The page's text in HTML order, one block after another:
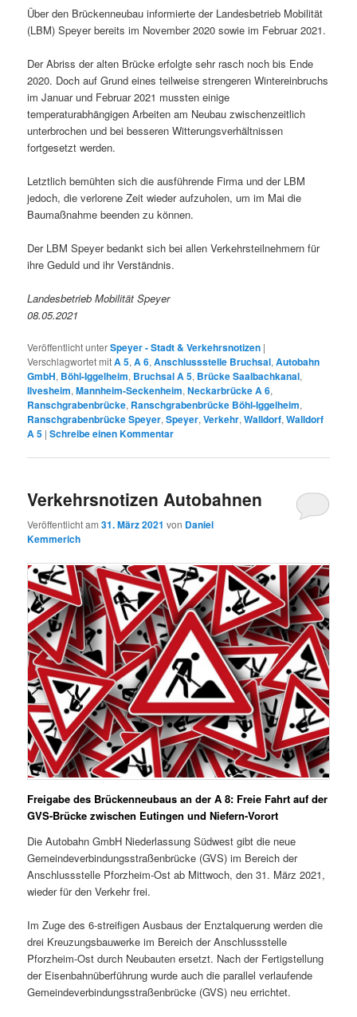
Über den Brückenneubau informierte der Landesbetrieb Mobilität
(LBM) Speyer bereits im November 2020 sowie im Februar 2021.
Der Abriss der alten Brücke erfolgte sehr rasch noch bis Ende
2020. Doch auf Grund eines teilweise strengeren Wintereinbruchs
im Januar und Februar 2021 mussten einige
temperaturabhängigen Arbeiten am Neubau zwischenzeitlich
unterbrochen und bei besseren Witterungsverhältnissen
fortgesetzt werden.
Letztlich bemühten sich die ausführende Firma und der LBM
jedoch, die verlorene Zeit wieder aufzuholen, um im Mai die
Baumaßnahme beenden zu können.
Der LBM Speyer bedankt sich bei allen Verkehrsteilnehmern für
ihre Geduld und ihr Verständnis.
Landesbetrieb Mobilität Speyer
08.05.2021
Veröffentlicht unterSpeyer - Stadt & Verkehrsnotizen |
Verschlagwortet mitA 5,A 6,Anschlussstelle Bruchsal,Autobahn
GmbH, Böhl-Iggelheim, Bruchsal A 5, Brücke Saalbachkanal,
Ilvesheim,Mannheim-Seckenheim,Neckarbrücke A 6,
Ranschgrabenbrücke, Ranschgrabenbrücke Böhl-Iggelheim,
Ranschgrabenbrücke Speyer,Speyer,Verkehr,Walldorf,Walldorf
A 5 |Schreibe einen Kommentar
Verkehrsnotizen Autobahnen
Veröffentlicht am31. März 2021 von Daniel
Kemmerich
Freigabe des Brückenneubaus an der A 8: Freie Fahrt auf der
GVS-Brücke zwischen Eutingen und Niefern-Vorort
Die Autobahn GmbH Niederlassung Südwest gibt die neue
Gemeindeverbindungsstraßenbrücke (GVS) im Bereich der
Anschlussstelle Pforzheim-Ost ab Mittwoch, den 31. März 2021,
wieder für den Verkehr frei.
Im Zuge des 6-streifigen Ausbaus der Enztalquerung werden die
drei Kreuzungsbauwerke im Bereich der Anschlussstelle
Pforzheim-Ost durch Neubauten ersetzt. Nach der Fertigstellung
der Eisenbahnüberführung wurde auch die parallel verlaufende
Gemeindeverbindungsstraßenbrücke (GVS) neu errichtet.